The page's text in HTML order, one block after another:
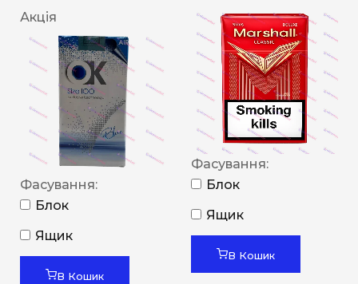
Акція
Фасування:
Блок
Ящик
В Кошик
Фасування:
Блок
Ящик
В Кошик